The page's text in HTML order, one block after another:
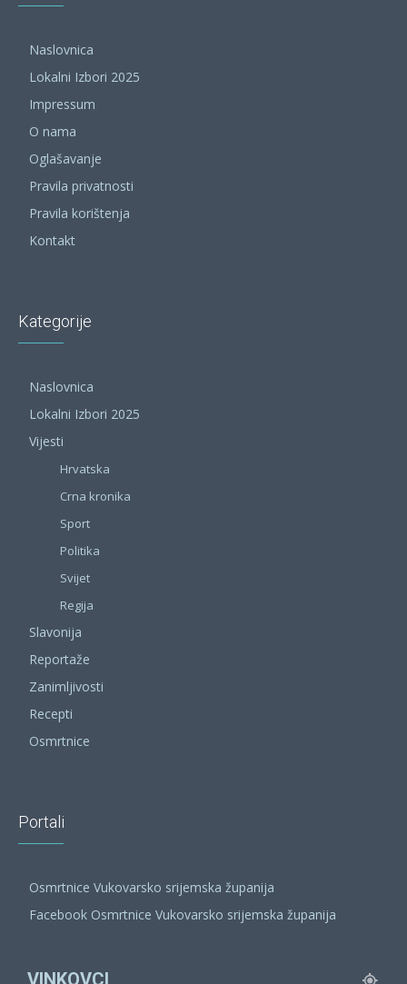
Naslovnica
Lokalni Izbori 2025
Impressum
O nama
Oglašavanje
Pravila privatnosti
Pravila korištenja
Kontakt
Kategorije
Naslovnica
Lokalni Izbori 2025
Vijesti
Hrvatska
Crna kronika
Sport
Politika
Svijet
Regija
Slavonija
Reportaže
Zanimljivosti
Recepti
Osmrtnice
Portali
Osmrtnice Vukovarsko srijemska županija
Facebook Osmrtnice Vukovarsko srijemska županija
VINKOVCI